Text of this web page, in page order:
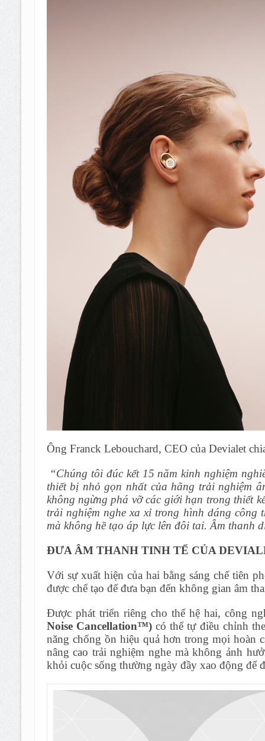
Ông Franck Lebouchard, CEO của Devialet
“Chúng tôi đúc kết 15 năm kinh nghiệm
thiết bị nhỏ gọn nhất của hãng trải nghiệm
không ngừng phá vỡ các giới hạn trong thiết
trải nghiệm nghe xa xỉ trong hình dáng công
mà không hề tạo áp lực lên đôi tai. Âm thanh
ĐƯA ÂM THANH TINH TẾ CỦA
Với sự xuất hiện của hai bằng sáng chế tiên
được chế tạo để đưa bạn đến không gian âm
Được phát triển riêng cho thế hệ hai, công
Noise Cancellation™)có thể tự điều chỉnh
năng chống ồn hiệu quả hơn trong mọi hoàn
nâng cao trải nghiệm nghe mà không ảnh
khỏi cuộc sống thường ngày đầy xao động để